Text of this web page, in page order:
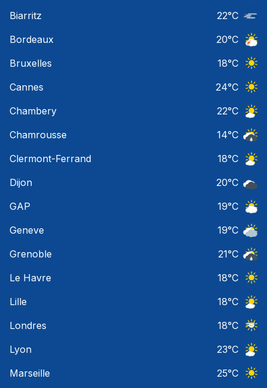
Biarritz
22°C
Bordeaux
20°C
Bruxelles
18°C
Cannes
24°C
Chambery
22°C
Chamrousse
14°C
Clermont-Ferrand
18°C
Dijon
20°C
GAP
19°C
Geneve
19°C
Grenoble
21°C
Le Havre
18°C
Lille
18°C
Londres
18°C
Lyon
23°C
Marseille
25°C